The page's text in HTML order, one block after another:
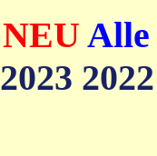
NEU Alle
2023 2022